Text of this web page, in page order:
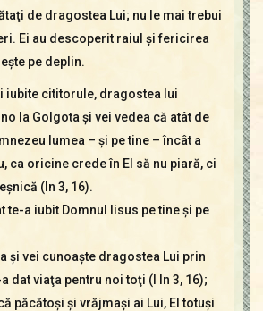
de dragostea Lui; nu le mai trebui
Ei au descoperit raiul şi fericirea
pe deplin.
iubite cititorule, dragostea lui
la Golgota şi vei vedea că atât de
lumea – şi pe tine – încât a
ca oricine crede în El să nu piară, ci
(In 3, 16).
te-a iubit Domnul Iisus pe tine şi pe
şi vei cunoaşte dragostea Lui prin
dat viaţa pentru noi toţi (I In 3, 16);
păcătoşi şi vrăjmaşi ai Lui, El totuşi